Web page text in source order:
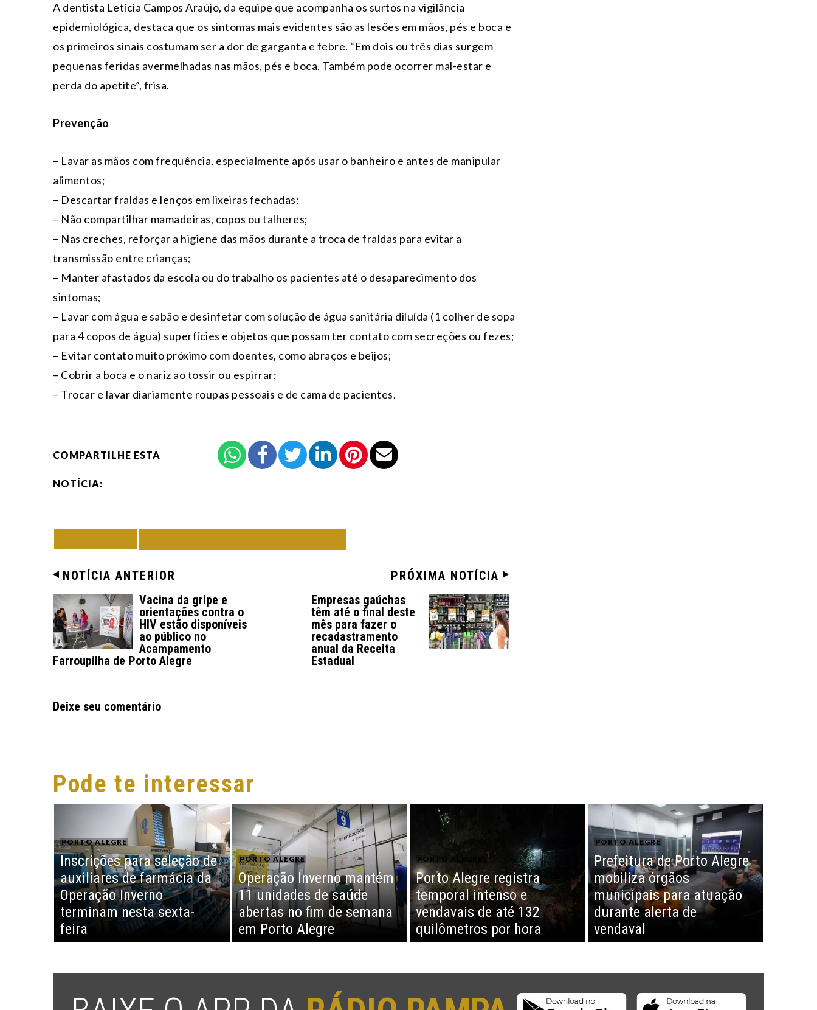
A dentista Letícia Campos Araújo, da equipe que acompanha os surtos na vigilância
epidemiológica, destaca que os sintomas mais evidentes são as lesões em mãos, pés e boca e
os primeiros sinais costumam ser a dor de garganta e febre. “Em dois ou três dias surgem
pequenas feridas avermelhadas nas mãos, pés e boca. Também pode ocorrer mal-estar e
perda do apetite”, frisa.
Prevenção
– Lavar as mãos com frequência, especialmente após usar o banheiro e antes de manipular
alimentos;
– Descartar fraldas e lenços em lixeiras fechadas;
– Não compartilhar mamadeiras, copos ou talheres;
– Nas creches, reforçar a higiene das mãos durante a troca de fraldas para evitar a
transmissão entre crianças;
– Manter afastados da escola ou do trabalho os pacientes até o desaparecimento dos
sintomas;
– Lavar com água e sabão e desinfetar com solução de água sanitária diluída (1 colher de sopa
para 4 copos de água) superfícies e objetos que possam ter contato com secreções ou fezes;
– Evitar contato muito próximo com doentes, como abraços e beijos;
– Cobrir a boca e o nariz ao tossir ou espirrar;
– Trocar e lavar diariamente roupas pessoais e de cama de pacientes.
COMPARTILHE ESTA
NOTÍCIA:
NOTÍCIA ANTERIOR
Vacina da gripe e
orientações contra o
HIV estão disponíveis
ao público no
Acampamento
Farroupilha de Porto Alegre
PRÓXIMA NOTÍCIA
Empresas gaúchas
têm até o final deste
mês para fazer o
recadastramento
anual da Receita
Estadual
Deixe seu comentário
Pode te interessar
PORTO ALEGRE
Inscrições para seleção de
auxiliares de farmácia da
Operação Inverno
terminam nesta sexta-
feira
PORTO ALEGRE
Operação Inverno mantém
11 unidades de saúde
abertas no fim de semana
em Porto Alegre
PORTO ALEGRE
Porto Alegre registra
temporal intenso e
vendavais de até 132
quilômetros por hora
PORTO ALEGRE
Prefeitura de Porto Alegre
mobiliza órgãos
municipais para atuação
durante alerta de
vendaval